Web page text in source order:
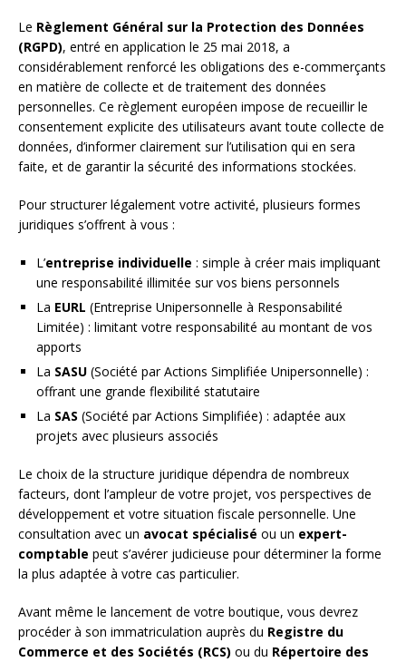
Le Règlement Général sur la Protection des Données
(RGPD), entré en application le 25 mai 2018, a
considérablement renforcé les obligations des e-commerçants
en matière de collecte et de traitement des données
personnelles. Ce règlement européen impose de recueillir le
consentement explicite des utilisateurs avant toute collecte de
données, d’informer clairement sur l’utilisation qui en sera
faite, et de garantir la sécurité des informations stockées.
Pour structurer légalement votre activité, plusieurs formes
juridiques s’offrent à vous :
L’entreprise individuelle : simple à créer mais impliquant
une responsabilité illimitée sur vos biens personnels
La EURL (Entreprise Unipersonnelle à Responsabilité
Limitée) : limitant votre responsabilité au montant de vos
apports
La SASU (Société par Actions Simplifiée Unipersonnelle) :
offrant une grande flexibilité statutaire
La SAS (Société par Actions Simplifiée) : adaptée aux
projets avec plusieurs associés
Le choix de la structure juridique dépendra de nombreux
facteurs, dont l’ampleur de votre projet, vos perspectives de
développement et votre situation fiscale personnelle. Une
consultation avec un avocat spécialisé ou un expert-
comptable peut s’avérer judicieuse pour déterminer la forme
la plus adaptée à votre cas particulier.
Avant même le lancement de votre boutique, vous devrez
procéder à son immatriculation auprès du Registre du
Commerce et des Sociétés (RCS) ou du Répertoire des